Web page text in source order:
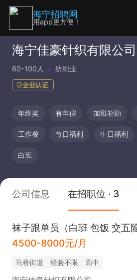
海宁佳豪针织有限公司
60-100人 纺织业
企业认证
年终奖 有年假 加班补助
工作餐 节日福利 生日福利
白班
公司信息 在招职位 · 3
袜子跟单员（白班 包饭 交五险
4500-8000元/月
马桥街道 经验不限 高中
海宁招聘网
用app更方便！